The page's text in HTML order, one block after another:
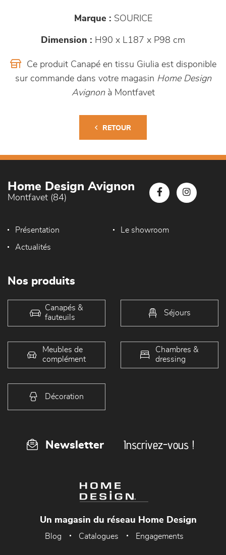
Marque : SOURICE
Dimension : H90 x L187 x P98 cm
Ce produit Canapé en tissu Giulia est disponible
sur commande dans votre magasin Home Design
Avignonà Montfavet
RETOUR
Home Design Avignon
Montfavet (84)
Présentation Le showroom
Actualités
Nos produits
Canapés &
fauteuils
Séjours
Meubles de
complément
Chambres &
dressing
Décoration
Newsletter Inscrivez-vous !
Un magasin du réseau Home Design
Blog Catalogues Engagements